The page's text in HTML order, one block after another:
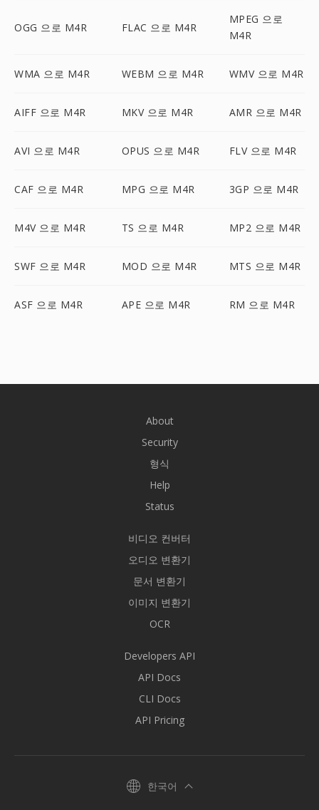
OGG 으로 M4R FLAC 으로 M4R
MPEG 으로
M4R
WMA 으로 M4R WEBM 으로 M4R WMV 으로 M4R
AIFF 으로 M4R MKV 으로 M4R AMR 으로 M4R
AVI 으로 M4R OPUS 으로 M4R FLV 으로 M4R
CAF 으로 M4R MPG 으로 M4R 3GP 으로 M4R
M4V 으로 M4R TS 으로 M4R MP2 으로 M4R
SWF 으로 M4R MOD 으로 M4R MTS 으로 M4R
ASF 으로 M4R APE 으로 M4R RM 으로 M4R
About
Security
형식
Help
Status
비디오 컨버터
오디오 변환기
문서 변환기
이미지 변환기
OCR
Developers API
API Docs
CLI Docs
API Pricing
한국어